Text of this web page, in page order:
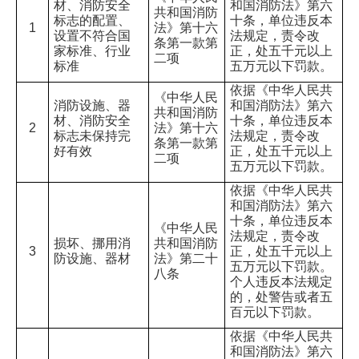
1
材、消防安全
标志的配置、
设置不符合国
家标准、行业
标准
共和国消防
法》第十六
条第一款第
二项
和国消防法》第六
十条，单位违反本
法规定，责令改
正，处五千元以上
五万元以下罚款。
2
消防设施、器
材、消防安全
标志未保持完
好有效
《中华人民
共和国消防
法》第十六
条第一款第
二项
依据《中华人民共
和国消防法》第六
十条，单位违反本
法规定，责令改
正，处五千元以上
五万元以下罚款。
3
损坏、挪用消
防设施、器材
《中华人民
共和国消防
法》第二十
八条
依据《中华人民共
和国消防法》第六
十条，单位违反本
法规定，责令改
正，处五千元以上
五万元以下罚款。
个人违反本法规定
的，处警告或者五
百元以下罚款。
依据《中华人民共
和国消防法》第六